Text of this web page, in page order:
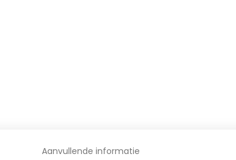
Aanvullende informatie